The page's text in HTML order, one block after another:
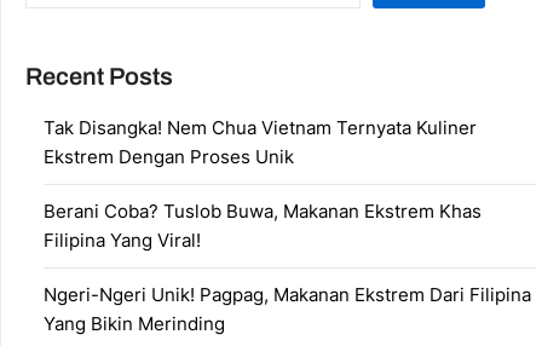
Recent Posts
Tak Disangka! Nem Chua Vietnam Ternyata Kuliner
Ekstrem Dengan Proses Unik
Berani Coba? Tuslob Buwa, Makanan Ekstrem Khas
Filipina Yang Viral!
Ngeri-Ngeri Unik! Pagpag, Makanan Ekstrem Dari Filipina
Yang Bikin Merinding